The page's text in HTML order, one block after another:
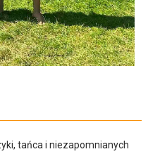
tańca i niezapomnianych